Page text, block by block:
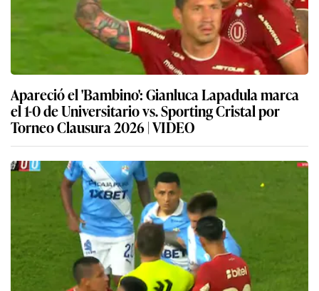
Apareció el 'Bambino': Gianluca Lapadula marca
el 1-0 de Universitario vs. Sporting Cristal por
Torneo Clausura 2026 | VIDEO